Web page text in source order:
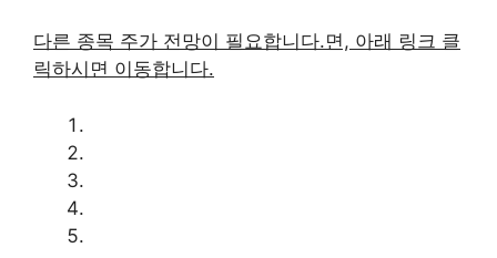
다른 종목 주가 전망이 필요합니다.면, 아래 링크 클
릭하시면 이동합니다.